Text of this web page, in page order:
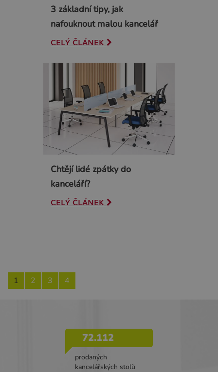
3 základní tipy, jak
nafouknout malou kancelář
CELÝ ČLÁNEK
Chtějí lidé zpátky do
kanceláří?
CELÝ ČLÁNEK
1 2 3 4
72.112
prodaných
kancelářských stolů